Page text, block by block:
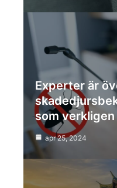
Experter är
som
apr 25, 2024